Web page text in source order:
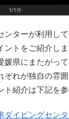
ンターが利用し
ントをご紹介し
媛県にまたがっ
ぞれが独自の雰
ト紹介は下記を参
ダイビングセン